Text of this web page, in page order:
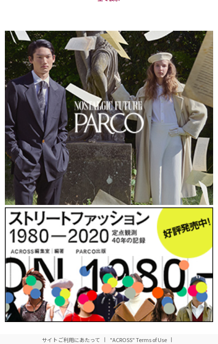
5TOY（ゴトイ）の将棋グローブ。とにかく自由な発想で作られた商品ばか
り。
んなタグが！サイトご利用にあたって "ACROSS" Terms of Use